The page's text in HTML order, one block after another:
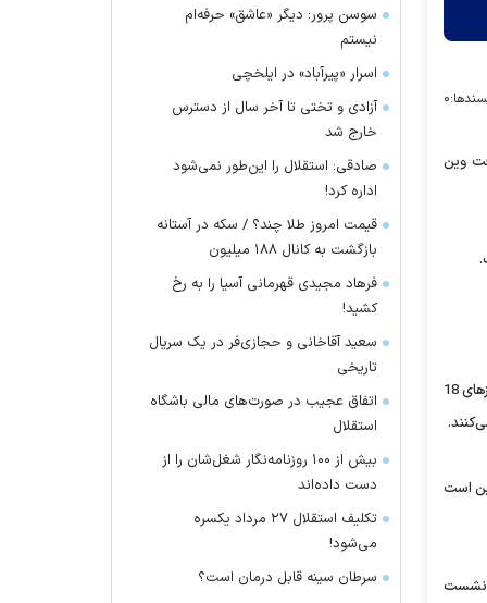
۰
حضور ناظران آژانس بین‌المللی انرژی اتمی ساعت 15 به وقت وین
مرضیه افخم سخنگوی دستگاه دیپلماسی سه‌شنبه 11 آذر ماه در نشست هفتگی با خبرنگاران درباره مذاکرات کارشناسی ایران و 1+5 گفت: این مذاکرات روزهای 18
است
نشست
سوسن پرور: دیگر «عاشق» حرفه‌ام
نیستم
اسرار «پیرآباد» در ایلخچی
آزادی و تختی تا آخر سال از دسترس
خارج شد
صادقی: استقلال را این‌طور نمی‌شود
اداره کرد!
قیمت امروز طلا چند؟ / سکه در آستانه
بازگشت به کانال ۱۸۸ میلیون
فرهاد مجیدی قهرمانی آسیا را به رخ
کشید!
سعید آقاخانی و حجازی‌فر در یک سریال
تاریخی
اتفاق عجیب در صورت‌های مالی باشگاه
استقلال
بیش از ۱۰۰ روزنامه‌نگار شغل‌شان را از
دست داده‌اند
تکلیف استقلال ۲۷ مرداد یکسره
می‌شود!
سرطان سینه قابل درمان است؟